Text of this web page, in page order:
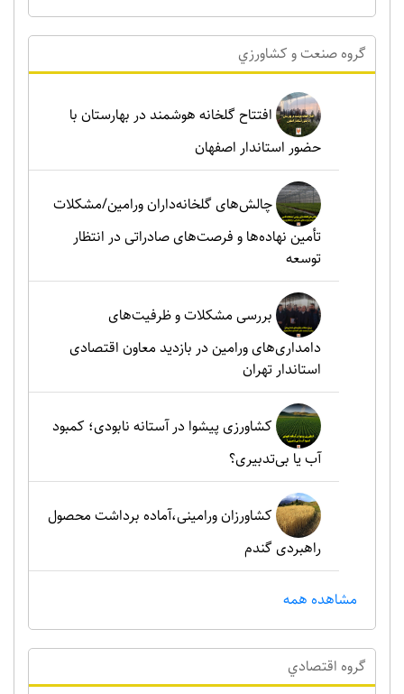
گروه صنعت و کشاورزي
افتتاح گلخانه هوشمند در بهارستان با
حضور استاندار اصفهان
چالش‌های گلخانه‌داران ورامین/مشکلات
تأمین نهاده‌ها و فرصت‌های صادراتی در انتظار
توسعه
بررسی مشکلات و ظرفیت‌های
دامداری‌های ورامین در بازدید معاون اقتصادی
استاندار تهران
کشاورزی پیشوا در آستانه نابودی؛ کمبود
آب یا بی‌تدبیری؟
کشاورزان ورامینی،آماده برداشت محصول
راهبردی گندم
مشاهده همه
گروه اقتصادي